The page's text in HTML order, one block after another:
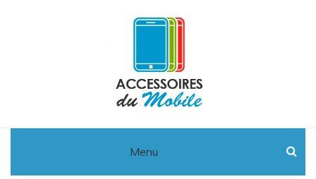
Accessoires
Du Mobile :
Menu